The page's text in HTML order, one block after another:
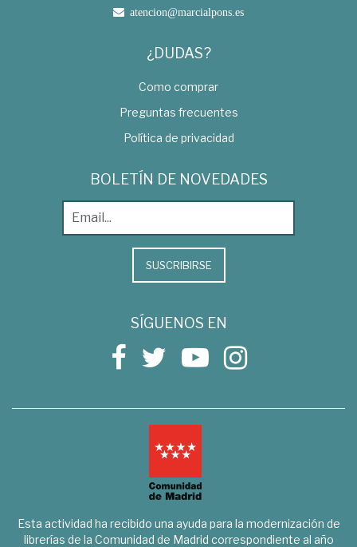
atencion@marcialpons.es
¿DUDAS?
Como comprar
Preguntas frecuentes
Política de privacidad
BOLETÍN DE NOVEDADES
SUSCRIBIRSE
SÍGUENOS EN
Esta actividad ha recibido una ayuda para la modernización de
librerías de la Comunidad de Madrid correspondiente al año